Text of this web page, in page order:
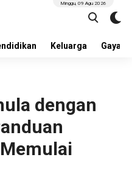
Keluarga Gaya
Minggu, 09 Agu 2026
dengan